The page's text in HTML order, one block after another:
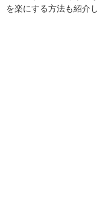
を楽にする方法も紹介